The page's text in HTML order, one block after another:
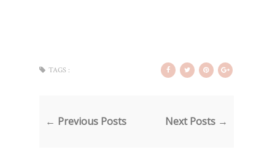
TAGS :
← Previous Posts Next Posts →